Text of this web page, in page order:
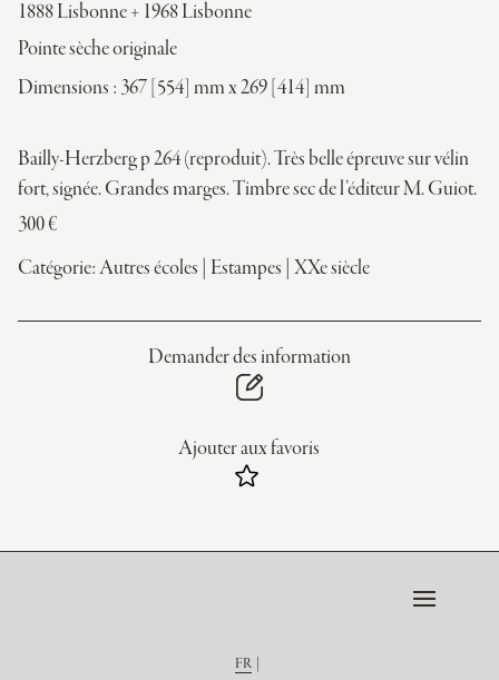
1888 Lisbonne + 1968 Lisbonne
Pointe sèche originale
Dimensions : 367 [554] mm x 269 [414] mm
Bailly-Herzberg p 264 (reproduit). Très belle épreuve sur vélin
fort, signée. Grandes marges. Timbre sec de l’éditeur M. Guiot.
300€
Catégorie:Autres écoles Estampes XXe siècle
Demander des information
Ajouter aux favoris
FR